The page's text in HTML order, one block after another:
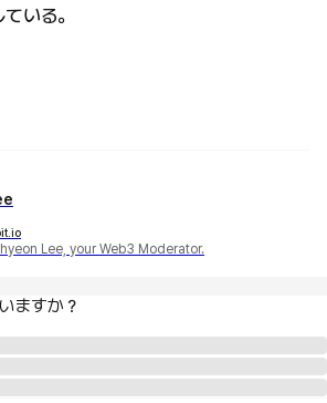
いる。
Lee, your Web3 Moderator.
ますか？